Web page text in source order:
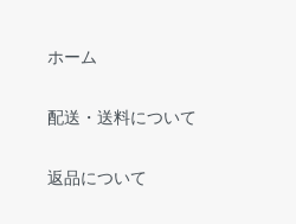
ホーム
配送・送料について
返品について